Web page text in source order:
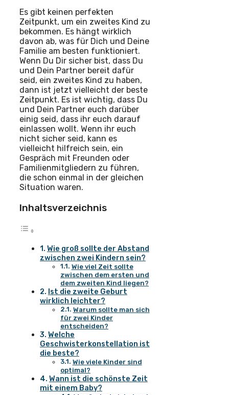
Es gibt keinen perfekten
Zeitpunkt, um ein zweites Kind zu
bekommen. Es hängt wirklich
davon ab, was für Dich und Deine
Familie am besten funktioniert.
Wenn Du Dir sicher bist, dass Du
und Dein Partner bereit dafür
seid, ein zweites Kind zu haben,
dann ist jetzt vielleicht der beste
Zeitpunkt. Es ist wichtig, dass Du
und Dein Partner euch darüber
einig seid, dass ihr euch darauf
einlassen wollt. Wenn ihr euch
nicht sicher seid, kann es
vielleicht hilfreich sein, ein
Gespräch mit Freunden oder
Familienmitgliedern zu führen,
die schon einmal in der gleichen
Situation waren.
Inhaltsverzeichnis
Wie groß sollte der Abstand
zwischen zwei Kindern sein?
Wie viel Zeit sollte
zwischen dem ersten und
dem zweiten Kind liegen?
Ist die zweite Geburt
wirklich leichter?
Warum sollte man sich
für zwei Kinder
entscheiden?
Welche
Geschwisterkonstellation ist
die beste?
Wie viele Kinder sind
optimal?
Wann ist die schönste Zeit
mit einem Baby?